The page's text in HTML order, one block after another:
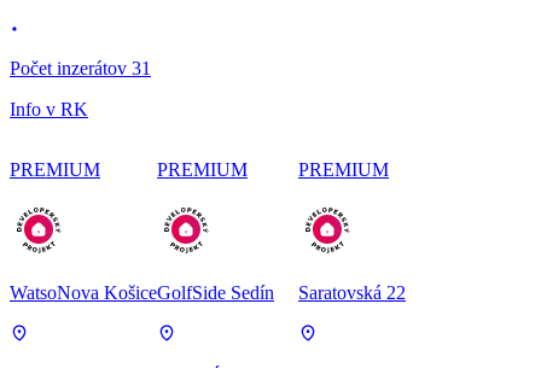
Počet inzerátov 31
Info v RK
PREMIUM
WatsoNova Košice
PREMIUM
GolfSide Sedín
PREMIUM
Saratovská 22